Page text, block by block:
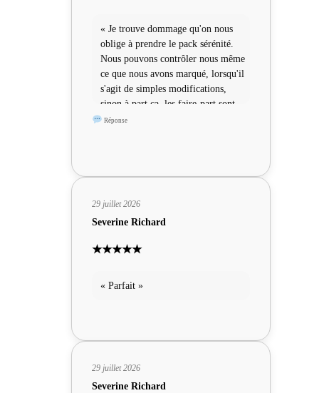
« Je trouve dommage qu'on nous
oblige à prendre le pack sérénité.
Nous pouvons contrôler nous même
ce que nous avons marqué, lorsqu'il
s'agit de simples modifications,
sinon à part ça, les faire-part sont
sympas »
Réponse
29 juillet 2026
Severine Richard
★★★★★
« Parfait »
29 juillet 2026
Severine Richard